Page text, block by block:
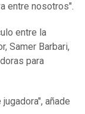
entre nosotros".
entre la
Samer Barbari,
para
añade